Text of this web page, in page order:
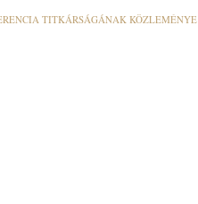
TITKÁRSÁGÁNAK KÖZLEMÉNYE